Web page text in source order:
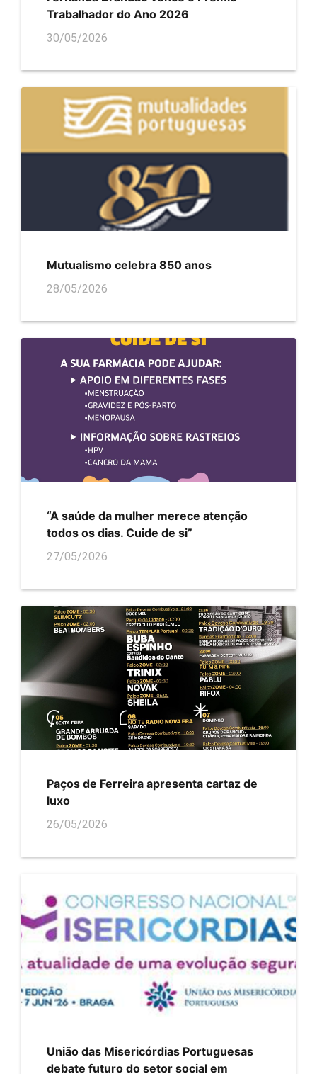
Trabalhador do Ano 2026
30/05/2026
Mutualismo celebra 850 anos
28/05/2026
“A saúde da mulher merece atenção
todos os dias. Cuide de si”
27/05/2026
Paços de Ferreira apresenta cartaz de
luxo
26/05/2026
União das Misericórdias Portuguesas
debate futuro do setor social em